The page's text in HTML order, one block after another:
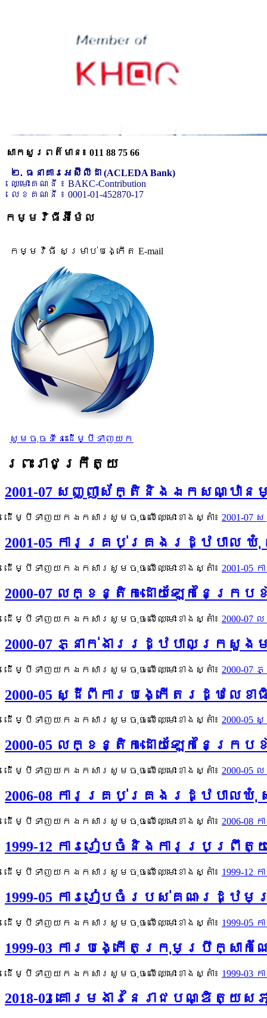
សាកសួរពត៌មាន៖ 011 88 75 66
២. ធនាគារអេស៊ីលីដា (ACLEDA Bank)
ឈ្មោះគណនី ៖ BAKC-Contribution
លេខគណនី ៖ 0001-01-452870-17
កម្មវិធីអ៊ីម៉ែល
កម្មវិធី សម្រាប់បង្កើត E-mail
សូមចុចទីនេះដើម្បីទាញយក
ព្រះរាជក្រឹត្យ
2001-07 សញ្ញាស័ក្តិនិងឯកសណ្ឋ
ដើម្បីទាញយកឯកសារសូមចុចលើឈ្មោះខាងស្តាំ៖ 2001-
2001-05 ការគ្រប់គ្រងរដ្ឋបាល
ដើម្បីទាញយកឯកសារសូមចុចលើឈ្មោះខាងស្តាំ៖ 2001-
2000-07 លក្ខន្តិកៈដោយឡែកនៃក្
ដើម្បីទាញយកឯកសារសូមចុចលើឈ្មោះខាងស្តាំ៖ 2000-
2000-07 ភ្នាក់ងាររដ្ឋបាលក្រសួ
ដើម្បីទាញយកឯកសារសូមចុចលើឈ្មោះខាងស្តាំ៖ 2000-
2000-05 ស្ដីពីការបង្កើតរដ្ឋលេ
ដើម្បីទាញយកឯកសារសូមចុចលើឈ្មោះខាងស្តាំ៖ 2000-
2000-05 លក្ខន្តិកៈដោយឡែកនៃក្
ដើម្បីទាញយកឯកសារសូមចុចលើឈ្មោះខាងស្តាំ៖ 2000-
2006-08 ការគ្រប់គ្រងរដ្ឋបាល
ដើម្បីទាញយកឯកសារសូមចុចលើឈ្មោះខាងស្តាំ៖ 2006-
1999-12 ការរៀបចំនិងការប្រព្
ដើម្បីទាញយកឯកសារសូមចុចលើឈ្មោះខាងស្តាំ៖ 1999-
1999-05 ការរៀបចំរបស់គណៈរដ្
ដើម្បីទាញយកឯកសារសូមចុចលើឈ្មោះខាងស្តាំ៖ 1999-
1999-03 ការបង្កើតក្រុមប្រឹក្ស
ដើម្បីទាញយកឯកសារសូមចុចលើឈ្មោះខាងស្តាំ៖ 1999-
2018-02 គោរមងារនៃរាជបណ្ឌិត្យស